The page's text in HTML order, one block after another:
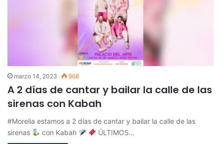
marzo 14, 2023 968
A 2 días de cantar y bailar la calle de las
sirenas con Kabah
#Morelia estamos a 2 días de cantar y bailar la calle de las
sirenas
con Kabah ÚLTIMOS…